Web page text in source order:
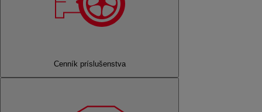
Cenník príslušenstva